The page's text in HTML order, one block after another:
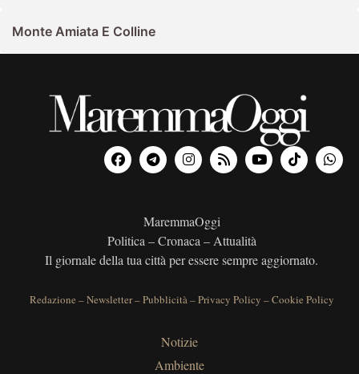
Monte Amiata E Colline
MaremmaOggi
Politica – Cronaca – Attualità
Il giornale della tua città per essere sempre aggiornato.
Redazione –Newsletter–Pubblicità–Privacy Policy –Cookie Policy
Notizie
Ambiente